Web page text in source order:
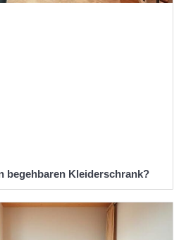
begehbaren Kleiderschrank?